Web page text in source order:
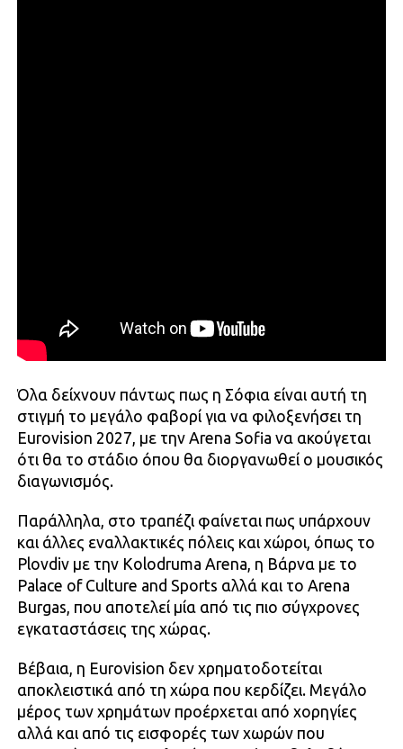
Όλα δείχνουν πάντως πως η Σόφια είναι αυτή τη
στιγμή το μεγάλο φαβορί για να φιλοξενήσει τη
Eurovision 2027, με την Arena Sofia να ακούγεται
ότι θα το στάδιο όπου θα διοργανωθεί ο μουσικός
διαγωνισμός.
Παράλληλα, στο τραπέζι φαίνεται πως υπάρχουν
και άλλες εναλλακτικές πόλεις και χώροι, όπως το
Plovdiv με την Kolodruma Arena, η Βάρνα με το
Palace of Culture and Sports αλλά και το Arena
Burgas, που αποτελεί μία από τις πιο σύγχρονες
εγκαταστάσεις της χώρας.
Βέβαια, η Eurovision δεν χρηματοδοτείται
αποκλειστικά από τη χώρα που κερδίζει. Μεγάλο
μέρος των χρημάτων προέρχεται από χορηγίες
αλλά και από τις εισφορές των χωρών που